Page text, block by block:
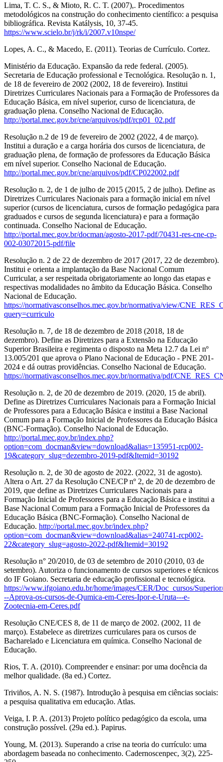
Lima, T. C. S., & Mioto, R. C. T. (2007),. Procedimentos
metodológicos na construção do conhecimento científico: a pesquisa
bibliográfica. Revista Katálysis, 10, 37-45.
https://www.scielo.br/j/rk/i/2007.v10nspe/
Lopes, A. C., & Macedo, E. (2011). Teorias de Currículo. Cortez.
Ministério da Educação. Expansão da rede federal. (2005).
Secretaria de Educação professional e Tecnológica. Resolução n. 1,
de 18 de fevereiro de 2002 (2002, 18 de fevereiro). Institui
Diretrizes Curriculares Nacionais para a Formação de Professores da
Educação Básica, em nível superior, curso de licenciatura, de
graduação plena. Conselho Nacional de Educação.
http://portal.mec.gov.br/cne/arquivos/pdf/rcp01_02.pdf
Resolução n.2 de 19 de fevereiro de 2002 (2022, 4 de março).
Institui a duração e a carga horária dos cursos de licenciatura, de
graduação plena, de formação de professores da Educação Básica
em nível superior. Conselho Nacional de Educação.
http://portal.mec.gov.br/cne/arquivos/pdf/CP022002.pdf
Resolução n. 2, de 1 de julho de 2015 (2015, 2 de julho). Define as
Diretrizes Curriculares Nacionais para a formação inicial em nível
superior (cursos de licenciatura, cursos de formação pedagógica para
graduados e cursos de segunda licenciatura) e para a formação
continuada. Conselho Nacional de Educação.
http://portal.mec.gov.br/docman/agosto-2017-pdf/70431-res-cne-cp-
002-03072015-pdf/file
Resolução n. 2 de 22 de dezembro de 2017 (2017, 22 de dezembro).
Institui e orienta a implantação da Base Nacional Comum
Curricular, a ser respeitada obrigatoriamente ao longo das etapas e
respectivas modalidades no âmbito da Educação Básica. Conselho
Nacional de Educação.
https://normativasconselhos.mec.gov.br/normativa/view/
query=curriculo
Resolução n. 7, de 18 de dezembro de 2018 (2018, 18 de
dezembro). Define as Diretrizes para a Extensão na Educação
Superior Brasileira e regimenta o disposto na Meta 12.7 da Lei nº
13.005/201 que aprova o Plano Nacional de Educação - PNE 201-
2024 e dá outras providências. Conselho Nacional de Educação.
https://normativasconselhos.mec.gov.br/normativa/pdf/
Resolução n. 2, de 20 de dezembro de 2019. (2020, 15 de abril).
Define as Diretrizes Curriculares Nacionais para a Formação Inicial
de Professores para a Educação Básica e institui a Base Nacional
Comum para a Formação Inicial de Professores da Educação Básica
(BNC-Formação). Conselho Nacional de Educação.
http://portal.mec.gov.br/index.php?
option=com_docman&view=download&alias=135951-rcp002-
19&category_slug=dezembro-2019-pdf&Itemid=30192
Resolução n. 2, de 30 de agosto de 2022. (2022, 31 de agosto).
Altera o Art. 27 da Resolução CNE/CP nº 2, de 20 de dezembro de
2019, que define as Diretrizes Curriculares Nacionais para a
Formação Inicial de Professores para a Educação Básica e institui a
Base Nacional Comum para a Formação Inicial de Professores da
Educação Básica (BNC-Formação). Conselho Nacional de
Educação. http://portal.mec.gov.br/index.php?
option=com_docman&view=download&alias=240741-rcp002-
22&category_slug=agosto-2022-pdf&Itemid=30192
Resolução n° 20/2010, de 03 de setembro de 2010 (2010, 03 de
setembro). Autoriza o funcionamento de cursos superiores e técnicos
do IF Goiano. Secretaria de educação profissional e tecnológica.
https://www.ifgoiano.edu.br/home/images/CER/Doc_cursos/
--Aprova-os-cursos-de-Qumica-em-Ceres-Ipor-e-Uruta---e-
Zootecnia-em-Ceres.pdf
Resolução CNE/CES 8, de 11 de março de 2002. (2002, 11 de
março). Estabelece as diretrizes curriculares para os cursos de
Bacharelado e Licenciatura em química. Conselho Nacional de
Educação.
Rios, T. A. (2010). Compreender e ensinar: por uma docência da
melhor qualidade. (8a ed.) Cortez.
Triviños, A. N. S. (1987). Introdução à pesquisa em ciências sociais:
a pesquisa qualitativa em educação. Atlas.
Veiga, I. P. A. (2013) Projeto político pedagógico da escola, uma
construção possível. (29a ed.). Papirus.
Young, M. (2013). Superando a crise na teoria do currículo: uma
abordagem baseada no conhecimento. Cadernoscenpec, 3(2), 225-